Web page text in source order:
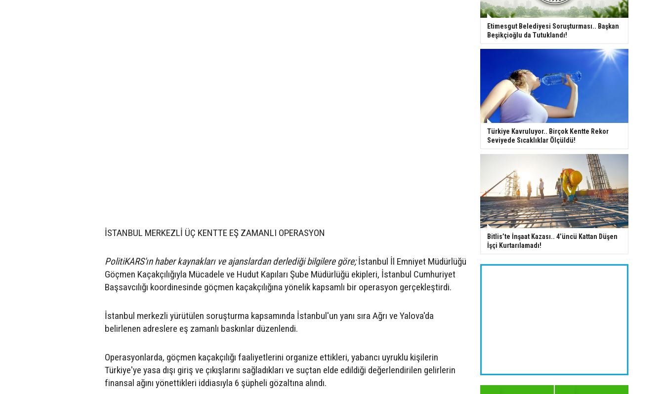
İSTANBUL MERKEZLİ ÜÇ KENTTE EŞ ZAMANLI OPERASYON
PolitiKARS'ın haber kaynakları ve ajanslardan derlediği bilgilere göre;İstanbul İl Emniyet Müdürlüğü
Göçmen Kaçakçılığıyla Mücadele ve Hudut Kapıları Şube Müdürlüğü ekipleri, İstanbul Cumhuriyet
Başsavcılığı koordinesinde göçmen kaçakçılığına yönelik kapsamlı bir operasyon gerçekleştirdi.
İstanbul merkezli yürütülen soruşturma kapsamında İstanbul'un yanı sıra Ağrı ve Yalova'da
belirlenen adreslere eş zamanlı baskınlar düzenlendi.
Operasyonlarda, göçmen kaçakçılığı faaliyetlerini organize ettikleri, yabancı uyruklu kişilerin
Türkiye'ye yasa dışı giriş ve çıkışlarını sağladıkları ve suçtan elde edildiği değerlendirilen gelirlerin
finansal ağını yönettikleri iddiasıyla 6 şüpheli gözaltına alındı.
Etimesgut Belediyesi Soruşturması.. Başkan
Beşikçioğlu da Tutuklandı!
Türkiye Kavruluyor.. Birçok Kentte Rekor
Seviyede Sıcaklıklar Ölçüldü!
Bitlis’te İnşaat Kazası.. 4’üncü Kattan Düşen
İşçi Kurtarılamadı!